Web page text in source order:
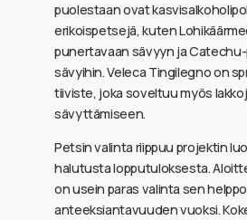
puolestaan ovat
erikoispetsejä, kuten
punertavaan sävyyn ja
sävyihin. Veleca Tingilegno on
tiiviste, joka soveltuu myös
sävyttämiseen.
Petsin valinta riippuu projektin
halutusta lopputuloksesta.
on usein paras valinta sen
anteeksiantavuuden vuoksi.